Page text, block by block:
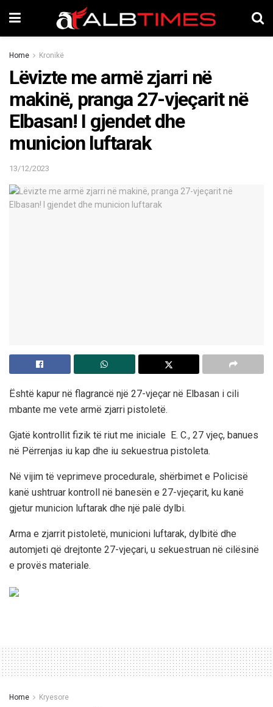
Home Kronikë
Lëvizte me armë zjarri në
makinë, pranga 27-vjeçarit në
Elbasan! I gjendet dhe
municion luftarak
13/12/2023
Është kapur në flagrancë një 27-vjeçar në Elbasan i cili
mbante me vete armë zjarri pistoletë.
Gjatë kontrollit fizik të riut me iniciale E. C., 27 vjeç, banues
në Përrenjas iu kap dhe iu sekuestrua pistoleta.
Në vijim të veprimeve procedurale, shërbimet e Policisë
kanë ushtruar kontroll në banesën e 27-vjeçarit, ku kanë
gjetur municion luftarak dhe një palë dylbi.
Arma e zjarrit pistoletë, municioni luftarak, dylbitë dhe
automjeti që drejtonte 27-vjeçari, u sekuestruan në cilësinë
e provës materiale.
Home Kryesore